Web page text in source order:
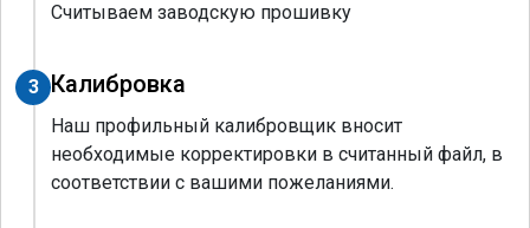
Считываем заводскую прошивку
3 Калибровка
Наш профильный калибровщик вносит
необходимые корректировки в считанный файл, в
соответствии с вашими пожеланиями.